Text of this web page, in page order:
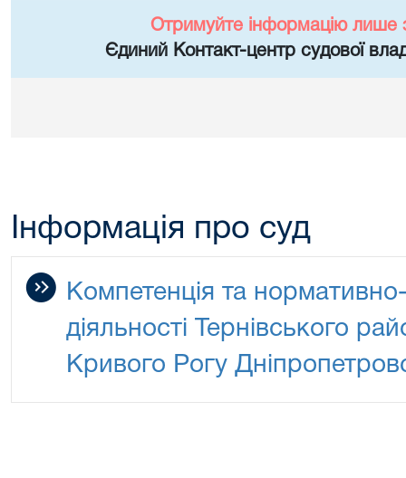
Отримуйте інформацію лише
Єдиний Контакт-центр судової
Інформація про суд
Компетенція та
діяльності Тернівського
Кривого Рогу